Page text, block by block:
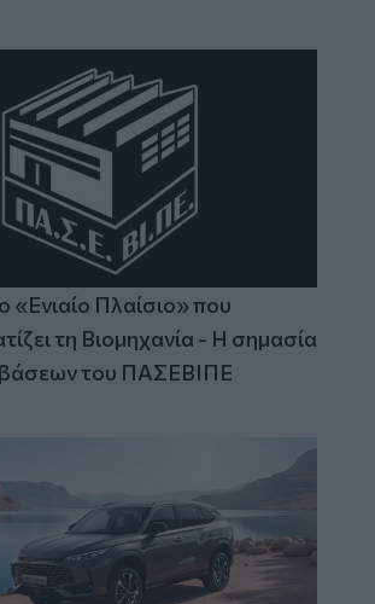
Πλαίσιο» που
τη Βιομηχανία - Η σημασία
του ΠΑΣΕΒΙΠΕ